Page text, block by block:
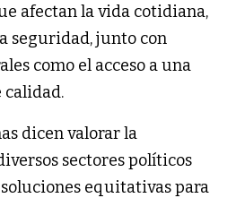
afectan la vida cotidiana,
seguridad, junto con
como el acceso a una
calidad.
dicen valorar la
sectores políticos
equitativas para